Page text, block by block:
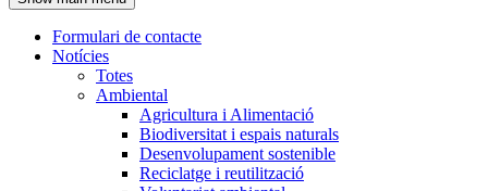
l'encapçalament
Navegació
principal
Formulari de contacte
Notícies
Totes
Ambiental
Agricultura i Alimentació
Biodiversitat i espais naturals
Desenvolupament sostenible
Reciclatge i reutilització